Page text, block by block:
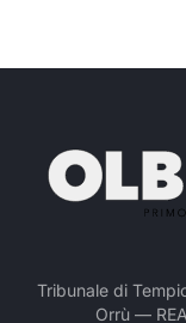
Tribunale di
Orrù —